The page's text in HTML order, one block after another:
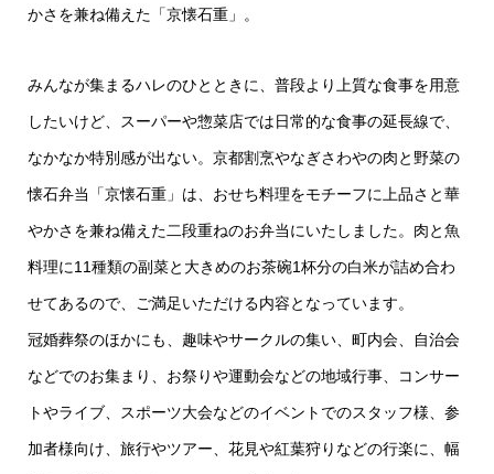
かさを兼ね備えた「京懐石重」。
みんなが集まるハレのひとときに、普段より上質な食事を用意
したいけど、スーパーや惣菜店では日常的な食事の延長線で、
なかなか特別感が出ない。京都割烹やなぎさわやの肉と野菜の
懐石弁当「京懐石重」は、おせち料理をモチーフに上品さと華
やかさを兼ね備えた二段重ねのお弁当にいたしました。肉と魚
料理に11種類の副菜と大きめのお茶碗1杯分の白米が詰め合わ
せてあるので、ご満足いただける内容となっています。
冠婚葬祭のほかにも、趣味やサークルの集い、町内会、自治会
などでのお集まり、お祭りや運動会などの地域行事、コンサー
トやライブ、スポーツ大会などのイベントでのスタッフ様、参
加者様向け、旅行やツアー、花見や紅葉狩りなどの行楽に、幅